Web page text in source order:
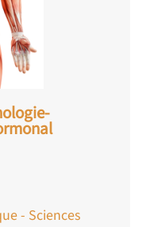
- Sciences